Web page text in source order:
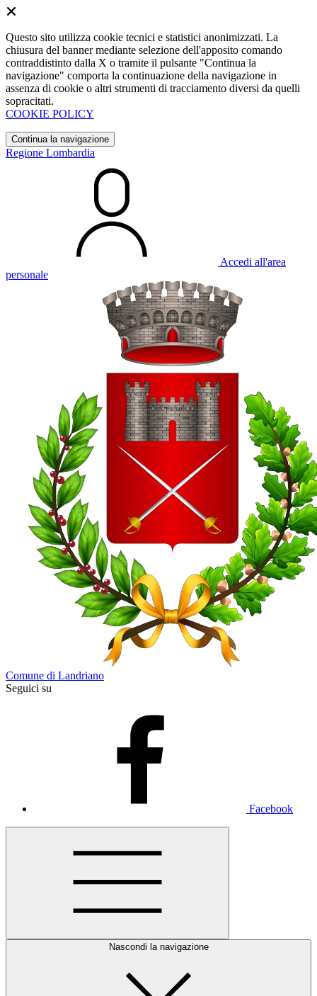
Questo sito utilizza cookie tecnici e statistici anonimizzati. La
chiusura del banner mediante selezione dell'apposito comando
contraddistinto dalla X o tramite il pulsante "Continua la
navigazione" comporta la continuazione della navigazione in
assenza di cookie o altri strumenti di tracciamento diversi da quelli
sopracitati.
COOKIE POLICY
Continua la navigazione
Regione Lombardia
Accedi all'area
personale
Comune di Landriano
Seguici su
Facebook
Nascondi la navigazione